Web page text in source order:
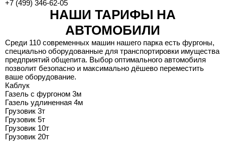
+7 (499) 346-62-05
НАШИ ТАРИФЫ НА
АВТОМОБИЛИ
Среди 110 современных машин нашего парка есть фургоны,
специально оборудованные для транспортировки имущества
предприятий общепита. Выбор оптимального автомобиля
позволит безопасно и максимально дёшево переместить
ваше оборудование.
Каблук
Газель с фургоном 3м
Газель удлиненная 4м
Грузовик 3т
Грузовик 5т
Грузовик 10т
Грузовик 20т